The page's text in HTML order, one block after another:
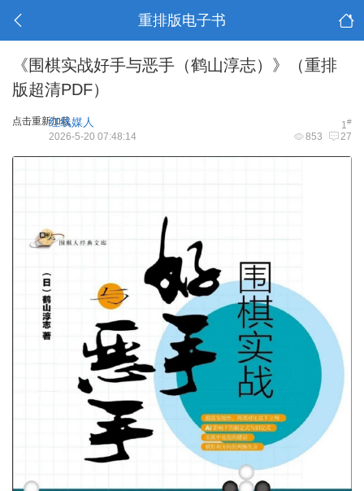
重排版电子书
《围棋实战好手与恶手（鹤山淳志）》（重排
版超清PDF）
点击重新加载 1#
红线媒人
853 27
2026-5-20 07:48:14